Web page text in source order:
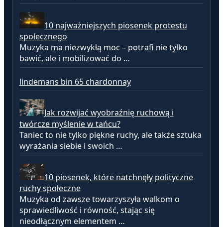
10 najważniejszych piosenek protestu
społecznego
Muzyka ma niezwykłą moc – potrafi nie tylko
bawić, ale i mobilizować do …
lindemans bin 65 chardonnay
Jak rozwijać wyobraźnię ruchową i
twórcze myślenie w tańcu?
Taniec to nie tylko piękne ruchy, ale także sztuka
wyrażania siebie i swoich …
10 piosenek, które natchnęły polityczne
ruchy społeczne
Muzyka od zawsze towarzyszyła walkom o
sprawiedliwość i równość, stając się
nieodłącznym elementem …